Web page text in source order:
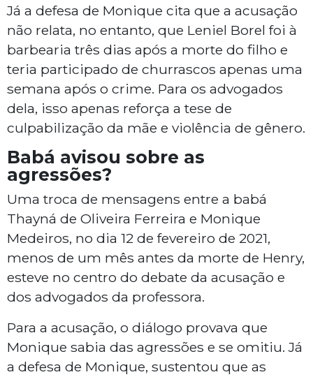
Já a defesa de Monique cita que a acusação
não relata, no entanto, que Leniel Borel foi à
barbearia três dias após a morte do filho e
teria participado de churrascos apenas uma
semana após o crime. Para os advogados
dela, isso apenas reforça a tese de
culpabilização da mãe e violência de gênero.
Babá avisou sobre as
agressões?
Uma troca de mensagens entre a babá
Thayná de Oliveira Ferreira e Monique
Medeiros, no dia 12 de fevereiro de 2021,
menos de um mês antes da morte de Henry,
esteve no centro do debate da acusação e
dos advogados da professora.
Para a acusação, o diálogo provava que
Monique sabia das agressões e se omitiu. Já
a defesa de Monique, sustentou que as